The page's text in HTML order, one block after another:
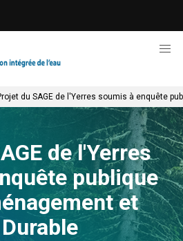
du SAGE de l'Yerres soumis à enquête
de l'Yerres
publique
et